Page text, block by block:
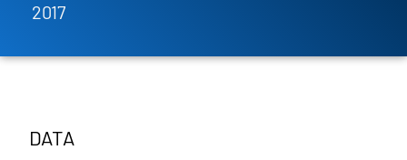
2017
DATA